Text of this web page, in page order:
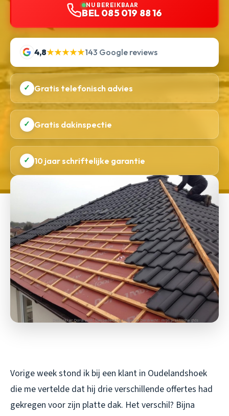
NU BEREIKBAAR
BEL 085 019 88 16
4,8★★★★★143 Google reviews
✓ Gratis telefonisch advies
✓ Gratis dakinspectie
✓ 10 jaar schriftelijke garantie
Vorige week stond ik bij een klant in Oudelandshoek
die me vertelde dat hij drie verschillende offertes had
gekregen voor zijn platte dak. Het verschil? Bijna